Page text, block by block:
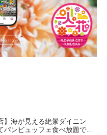
】海が見える絶景ダイニン
パンビュッフェ食べ放題で大